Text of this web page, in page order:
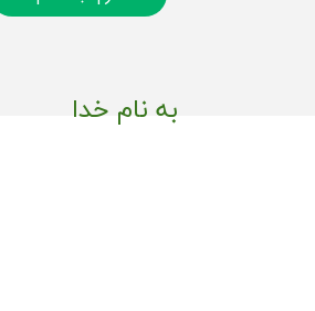
به نام خدا